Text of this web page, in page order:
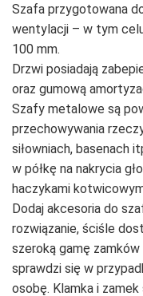
Szafa przygotowana
wentylacji – w tym
100 mm.
Drzwi posiadają
oraz gumową
Szafy metalowe są
przechowywania
siłowniach, basenach
w półkę na nakrycia
haczykami
Dodaj akcesoria do
rozwiązanie, ściśle
szeroką gamę
sprawdzi się w
osobę. Klamka i